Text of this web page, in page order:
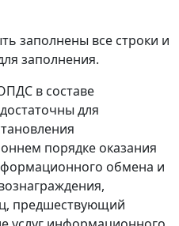
заполнены все строки и
заполнения.
в составе
для
порядке оказания
обмена и
предшествующий